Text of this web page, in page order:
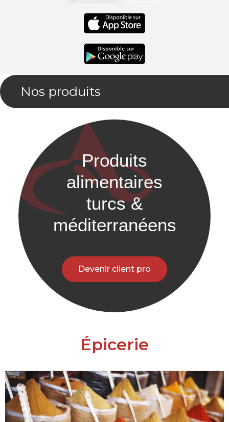
Produits
alimentaires
turcs &
méditerranéens
Devenir client pro
Nos produits
Épicerie